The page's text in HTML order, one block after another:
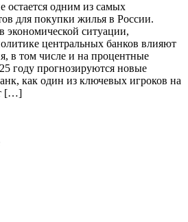
остается одним из самых
для покупки жилья в России.
ситуации,
центральных банков влияют
в том числе и на процентные
году прогнозируются новые
как один из ключевых игроков на
[…]